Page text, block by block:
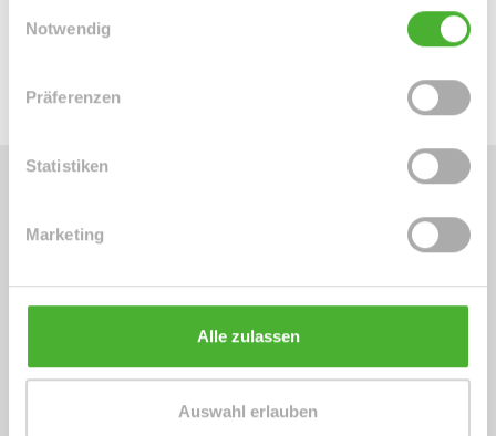
Notwendig
Präferenzen
Statistiken
Marketing
Alle zulassen
Auswahl erlauben
info@le-apis-immobilien.de
Energieausweis (Verbrauchsausweis)
78 kWh / (m²*a)
Energieverbrauchskennwert